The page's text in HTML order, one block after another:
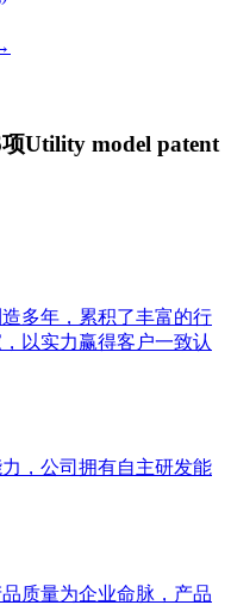
Utility model patent
多年，累积了丰富的行
以实力赢得客户一致认
，公司拥有自主研发能
质量为企业命脉，产品